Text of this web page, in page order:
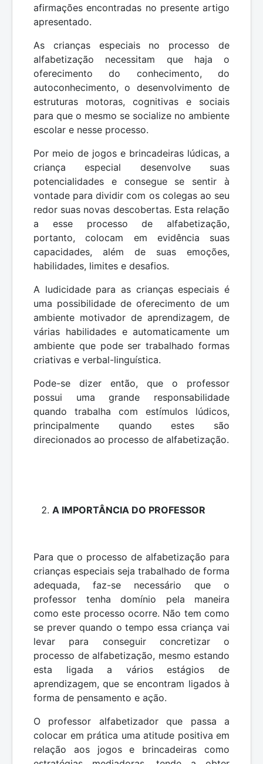
afirmações encontradas no presente artigo
apresentado.
As crianças especiais no processo de
alfabetização necessitam que haja o
oferecimento do conhecimento, do
autoconhecimento, o desenvolvimento de
estruturas motoras, cognitivas e sociais
para que o mesmo se socialize no ambiente
escolar e nesse processo.
Por meio de jogos e brincadeiras lúdicas, a
criança especial desenvolve suas
potencialidades e consegue se sentir à
vontade para dividir com os colegas ao seu
redor suas novas descobertas. Esta relação
a esse processo de alfabetização,
portanto, colocam em evidência suas
capacidades, além de suas emoções,
habilidades, limites e desafios.
A ludicidade para as crianças especiais é
uma possibilidade de oferecimento de um
ambiente motivador de aprendizagem, de
várias habilidades e automaticamente um
ambiente que pode ser trabalhado formas
criativas e verbal-linguística.
Pode-se dizer então, que o professor
possui uma grande responsabilidade
quando trabalha com estímulos lúdicos,
principalmente quando estes são
direcionados ao processo de alfabetização.
A IMPORTÂNCIA DO PROFESSOR
Para que o processo de alfabetização para
crianças especiais seja trabalhado de forma
adequada, faz-se necessário que o
professor tenha domínio pela maneira
como este processo ocorre. Não tem como
se prever quando o tempo essa criança vai
levar para conseguir concretizar o
processo de alfabetização, mesmo estando
esta ligada a vários estágios de
aprendizagem, que se encontram ligados à
forma de pensamento e ação.
O professor alfabetizador que passa a
colocar em prática uma atitude positiva em
relação aos jogos e brincadeiras como